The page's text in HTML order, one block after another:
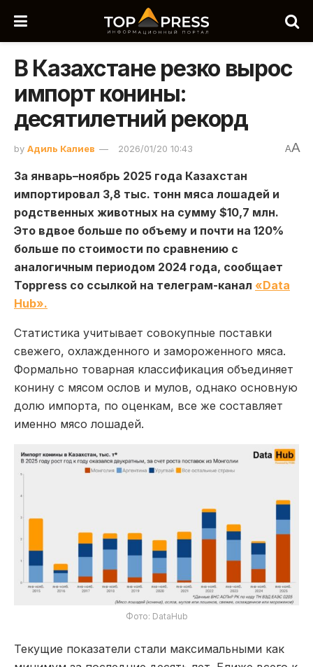
В Казахстане резко вырос
импорт конины:
десятилетний рекорд
by Адиль Калиев 2026/01/20 10:43 AA
За январь–ноябрь 2025 года Казахстан
импортировал 3,8 тыс. тонн мяса лошадей и
родственных животных на сумму $10,7 млн.
Это вдвое больше по объему и почти на 120%
больше по стоимости по сравнению с
аналогичным периодом 2024 года, сообщает
Toppress cо ссылкой на телеграм-канал «Data
Hub».
Статистика учитывает совокупные поставки
свежего, охлажденного и замороженного мяса.
Формально товарная классификация объединяет
конину с мясом ослов и мулов, однако основную
долю импорта, по оценкам, все же составляет
именно мясо лошадей.
Фото: DataHub
Текущие показатели стали максимальными как